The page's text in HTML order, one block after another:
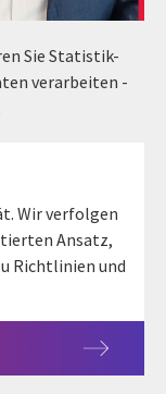
Sie Statistik-
verarbeiten -
Wir verfolgen
Ansatz,
Richtlinien und